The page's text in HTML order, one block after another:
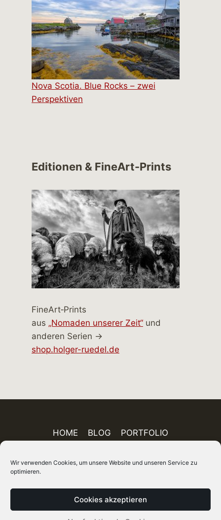
Wir verwenden Cookies, um unsere Website und unseren Service zu
optimieren.
Cookies akzeptieren
Nova Scotia. Blue Rocks – zwei
Perspektiven
Editionen & FineArt-Prints
FineArt‑Prints
aus „Nomaden unserer Zeit“ und
anderen Serien →
shop.holger-ruedel.de
HOME BLOG
PORTFOLIO
ÜBER MICH
DATENSCHUTZ
AGB SITEMAP